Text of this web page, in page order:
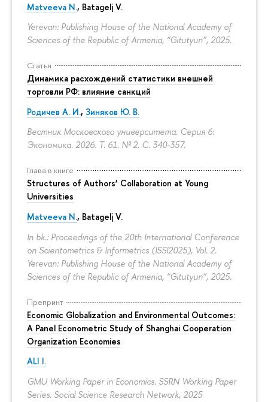
Matveeva N., Batagelj V.
Yerevan: Publishing House of the National Academy of
Sciences of the Republic of Armenia, “Gitutyun”, 2025.
Статья
Динамика расхождений статистики внешней
торговли РФ: влияние санкций
Родичев А. И., Зиняков Ю. В.
Вестник Московского университета. Серия 6:
Экономика. 2026. Т. 61. № 2. С. 340-357.
Глава в книге
Structures of Authors’ Collaboration at Young
Universities
Matveeva N., Batagelj V.
In bk.: Proceedings of the 20th International Conference
on Scientometrics & Informetrics (ISSI2025), Vol. 2.
Yerevan: Publishing House of the National Academy of
Sciences of the Republic of Armenia, “Gitutyun”, 2025.
Препринт
Economic Globalization and Environmental Outcomes:
A Panel Econometric Study of Shanghai Cooperation
Organization Economies
ALI I.
GMU Working Paper in Economics. SSRN Working Paper
Series. Social Science Research Network, 2025